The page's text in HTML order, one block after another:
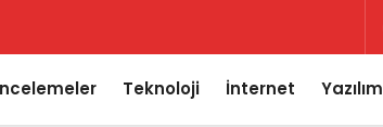
Teknoloji İnternet Yazılım